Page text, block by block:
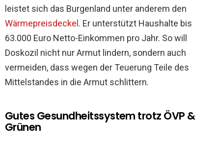
leistet sich das Burgenland unter anderem den
Wärmepreisdeckel . Er unterstützt Haushalte bis
63.000 Euro Netto-Einkommen pro Jahr. So will
Doskozil nicht nur Armut lindern, sondern auch
vermeiden, dass wegen der Teuerung Teile des
Mittelstandes in die Armut schlittern.
Gutes Gesundheitssystem trotz ÖVP &
Grünen